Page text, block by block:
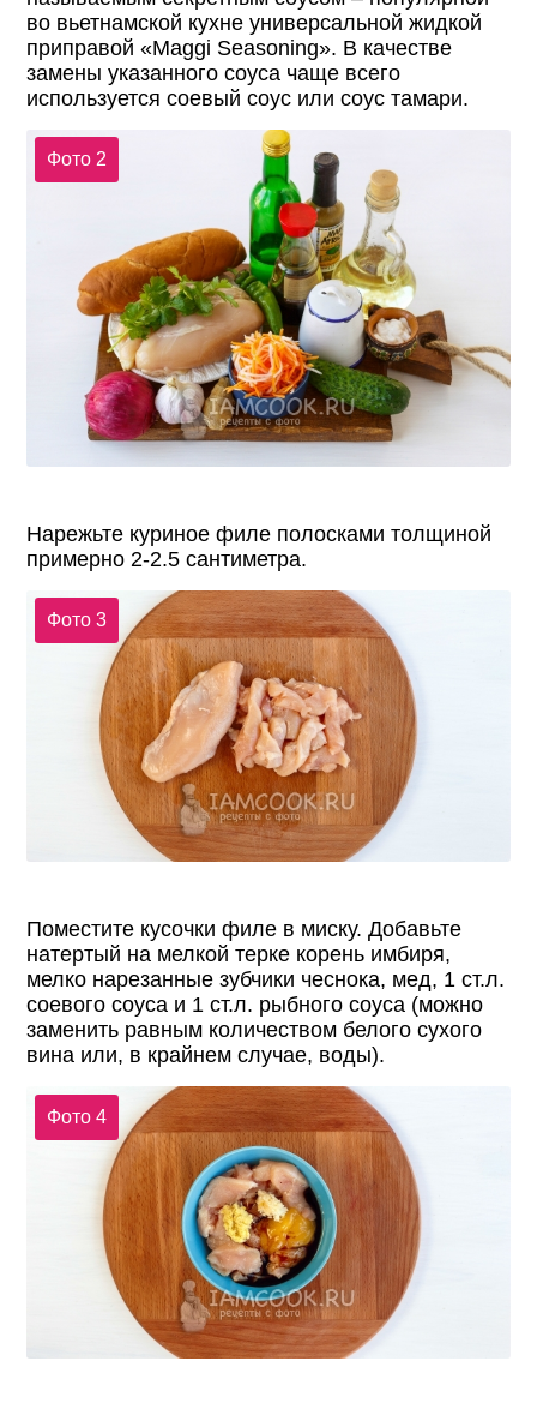
во вьетнамской кухне универсальной жидкой
приправой «Maggi Seasoning». В качестве
замены указанного соуса чаще всего
используется соевый соус или соус тамари.
Фото 2
Нарежьте куриное филе полосками толщиной
примерно 2-2.5 сантиметра.
Фото 3
Поместите кусочки филе в миску. Добавьте
натертый на мелкой терке корень имбиря,
мелко нарезанные зубчики чеснока, мед, 1 ст.л.
соевого соуса и 1 ст.л. рыбного соуса (можно
заменить равным количеством белого сухого
вина или, в крайнем случае, воды).
Фото 4